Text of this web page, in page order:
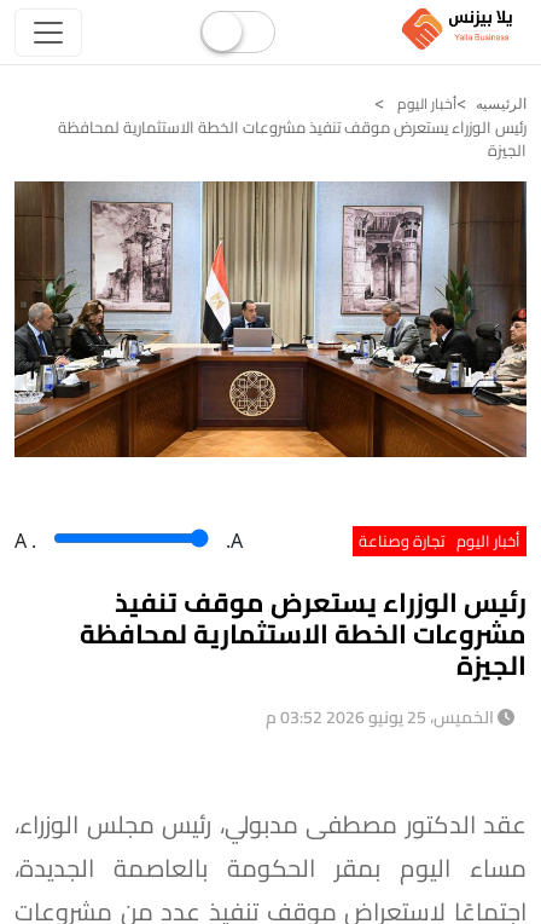
الرئيسيه أخبار اليوم
رئيس الوزراء يستعرض موقف تنفيذ مشروعات الخطة الاستثمارية لمحافظة
الجيزة
أخبار اليوم تجارة وصناعة A . .A
رئيس الوزراء يستعرض موقف تنفيذ
مشروعات الخطة الاستثمارية لمحافظة
الجيزة
الخميس، 25 يونيو 2026 03:52 م
عقد الدكتور مصطفى مدبولي، رئيس مجلس الوزراء،
مساء اليوم بمقر الحكومة بالعاصمة الجديدة،
اجتماعًا لاستعراض موقف تنفيذ عدد من مشروعات